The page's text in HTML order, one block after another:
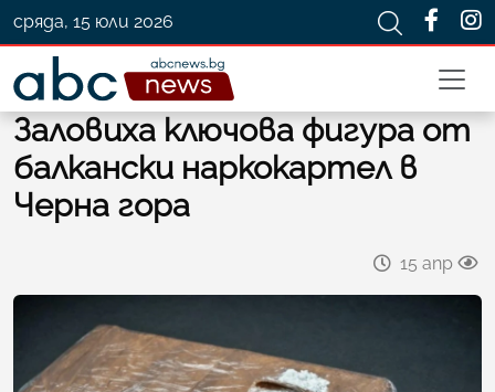
сряда, 15 юли 2026
Заловиха ключова фигура от
балкански наркокартел в
Черна гора
15 апр